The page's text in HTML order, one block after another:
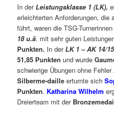
In derLeistungsklasse 1 (LK),
erleichterten Anforderungen, die
führt, waren die TSG-
18 u.ä. mit sehr guten
Punkten. In derLK 1 – AK 14/15
51,85 Punkten und wurde
schwierige Übungen ohne
Silberme-daille erturnte sich
Punkten. Katharina Wilhelm
Dreierteam mit der